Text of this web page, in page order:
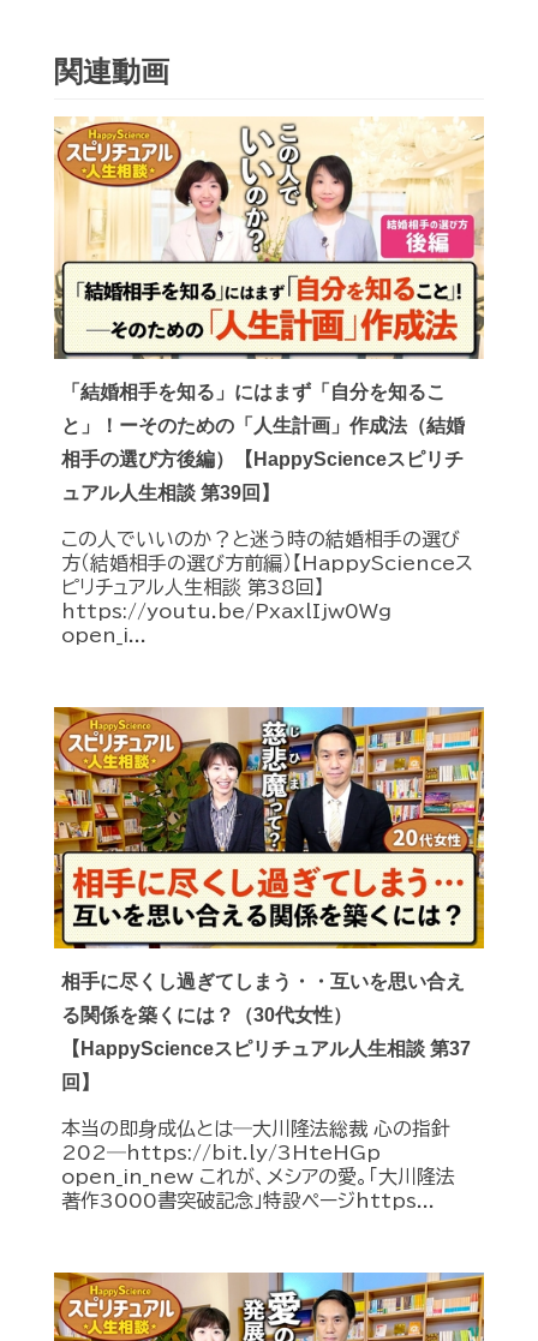
関連動画
「結婚相手を知る」にはまず「自分を知るこ
と」！ーそのための「人生計画」作成法（結婚
相手の選び方後編）【HappyScienceスピリチ
ュアル人生相談 第39回】
この人でいいのか？と迷う時の結婚相手の選び
方（結婚相手の選び方前編）【HappyScienceス
ピリチュアル人生相談 第38回】
https://youtu.be/PxaxlIjw0Wg
open_i...
相手に尽くし過ぎてしまう・・互いを思い合え
る関係を築くには？（30代女性）
【HappyScienceスピリチュアル人生相談 第37
回】
本当の即身成仏とは―大川隆法総裁 心の指針
202―https://bit.ly/3HteHGp
open_in_new これが、メシアの愛。「大川隆法
著作3000書突破記念」特設ページhttps...